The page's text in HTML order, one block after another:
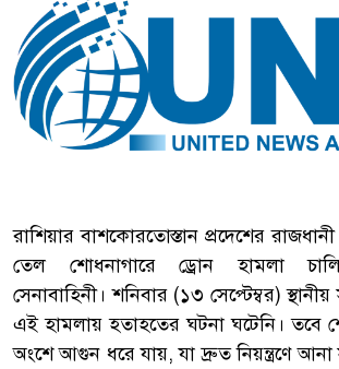
রাশিয়ার বাশকোরতোস্তান প্রদেশের
তেল শোধনাগারে ড্রোন হামলা
সেনাবাহিনী। শনিবার (১৩ সেপ্টেম্বর)
এই হামলায় হতাহতের ঘটনা ঘটেনি। তবে
অংশে আগুন ধরে যায়, যা দ্রুত নিয়ন্ত্রণে